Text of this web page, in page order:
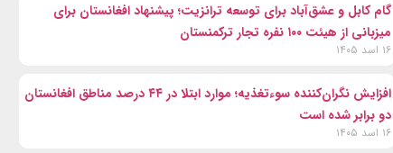
گام کابل و عشق‌آباد برای توسعه ترانزیت؛ پیشنهاد افغانستان برای
میزبانی از هیئت ۱۰۰ نفره تجار ترکمنستان
۱۶ اسد ۱۴۰۵
افزایش نگران‌کننده سوءتغذیه؛ موارد ابتلا در ۴۴ درصد مناطق افغانستان
دو برابر شده است
۱۶ اسد ۱۴۰۵